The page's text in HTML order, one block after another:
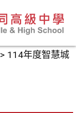
> 114年度智慧城